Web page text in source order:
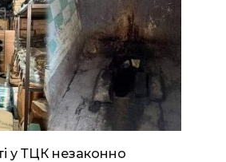
у ТЦК незаконно